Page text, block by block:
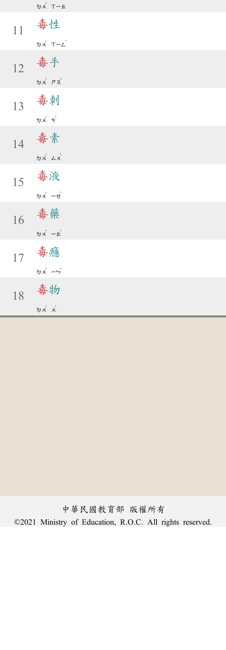
ㄉㄨ
ˊ
ㄒㄧㄠ
11
毒性
ㄉㄨ
ˊ
ㄒㄧㄥ
ˋ
12
毒手
ㄉㄨ
ˊ
ㄕㄡ
ˇ
13
毒刺
ㄉㄨ
ˊ
ㄘ
ˋ
14
毒素
ㄉㄨ
ˊ
ㄙㄨ
ˋ
15
毒液
ㄉㄨ
ˊ
ㄧㄝ
ˋ
16
毒藥
ㄉㄨ
ˊ
ㄧㄠ
ˋ
17
毒癮
ㄉㄨ
ˊ
ㄧㄣ
ˇ
18
毒物
ㄉㄨ
ˊ
ㄨ
ˋ
中華民國教育部 版權所有
©2021 Ministry of Education, R.O.C. All rights reserved.